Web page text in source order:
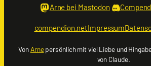
Arne bei Mastodon
compendion.netImpressum
VonArnepersönlich mit viel Liebe und
von Claude.